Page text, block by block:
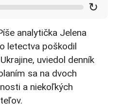
↻
analytička Jelena
letectva poškodil
uviedol denník
sa na dvoch
a niekoľkých